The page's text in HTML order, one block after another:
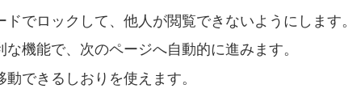
でロックして、他人が閲覧できないようにします。
機能で、次のページへ自動的に進みます。
できるしおりを使えます。